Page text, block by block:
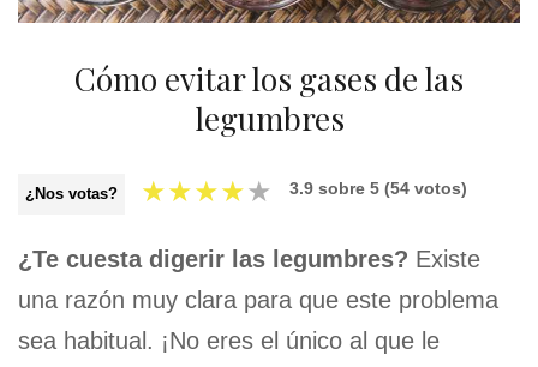
Cómo evitar los gases de las
legumbres
¿Nos votas? ★★★★★ 3.9 sobre 5 (54 votos)
¿Te cuesta digerir las legumbres? Existe
una razón muy clara para que este problema
sea habitual. ¡No eres el único al que le